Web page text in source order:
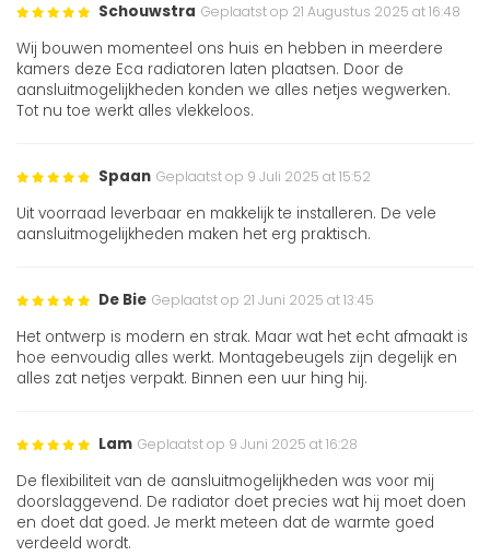
Schouwstra Geplaatst op 21 Augustus 2025 at 16:48
Wij bouwen momenteel ons huis en hebben in meerdere
kamers deze Eca radiatoren laten plaatsen. Door de
aansluitmogelijkheden konden we alles netjes wegwerken.
Tot nu toe werkt alles vlekkeloos.
Spaan Geplaatst op 9 Juli 2025 at 15:52
Uit voorraad leverbaar en makkelijk te installeren. De vele
aansluitmogelijkheden maken het erg praktisch.
De Bie Geplaatst op 21 Juni 2025 at 13:45
Het ontwerp is modern en strak. Maar wat het echt afmaakt is
hoe eenvoudig alles werkt. Montagebeugels zijn degelijk en
alles zat netjes verpakt. Binnen een uur hing hij.
Lam Geplaatst op 9 Juni 2025 at 16:28
De flexibiliteit van de aansluitmogelijkheden was voor mij
doorslaggevend. De radiator doet precies wat hij moet doen
en doet dat goed. Je merkt meteen dat de warmte goed
verdeeld wordt.